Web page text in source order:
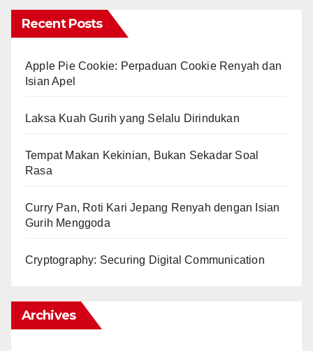
Recent Posts
Apple Pie Cookie: Perpaduan Cookie Renyah dan
Isian Apel
Laksa Kuah Gurih yang Selalu Dirindukan
Tempat Makan Kekinian, Bukan Sekadar Soal
Rasa
Curry Pan, Roti Kari Jepang Renyah dengan Isian
Gurih Menggoda
Cryptography: Securing Digital Communication
Archives